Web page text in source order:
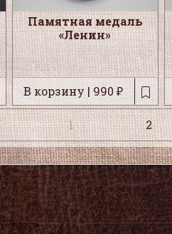
Памятная медаль
«Ленин»
В корзину | 990 ₽
1 2